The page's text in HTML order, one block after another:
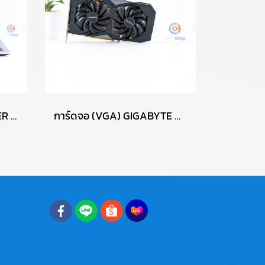
NOTEBOOK (โน๊ตบุ๊ค) ACER / CPU RYZEN 7 5700U / จอ 15.6 FHD / RAM DDR4 16GB / SSD 512GB M.2 P14839 การ์ดจอ (VGA) GIGABYTE GTX1660 SUPER 6GB 2F OC P13505